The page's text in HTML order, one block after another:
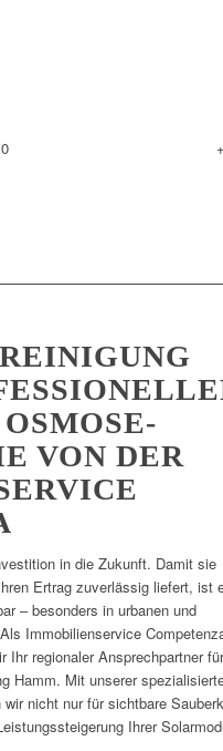
VON DER
in die Zukunft. Damit sie
Ertrag zuverlässig liefert, ist
– besonders in urbanen und
Immobilienservice
Ihr regionaler Ansprechpartner
Hamm. Mit unserer
nicht nur für sichtbare
Ihrer